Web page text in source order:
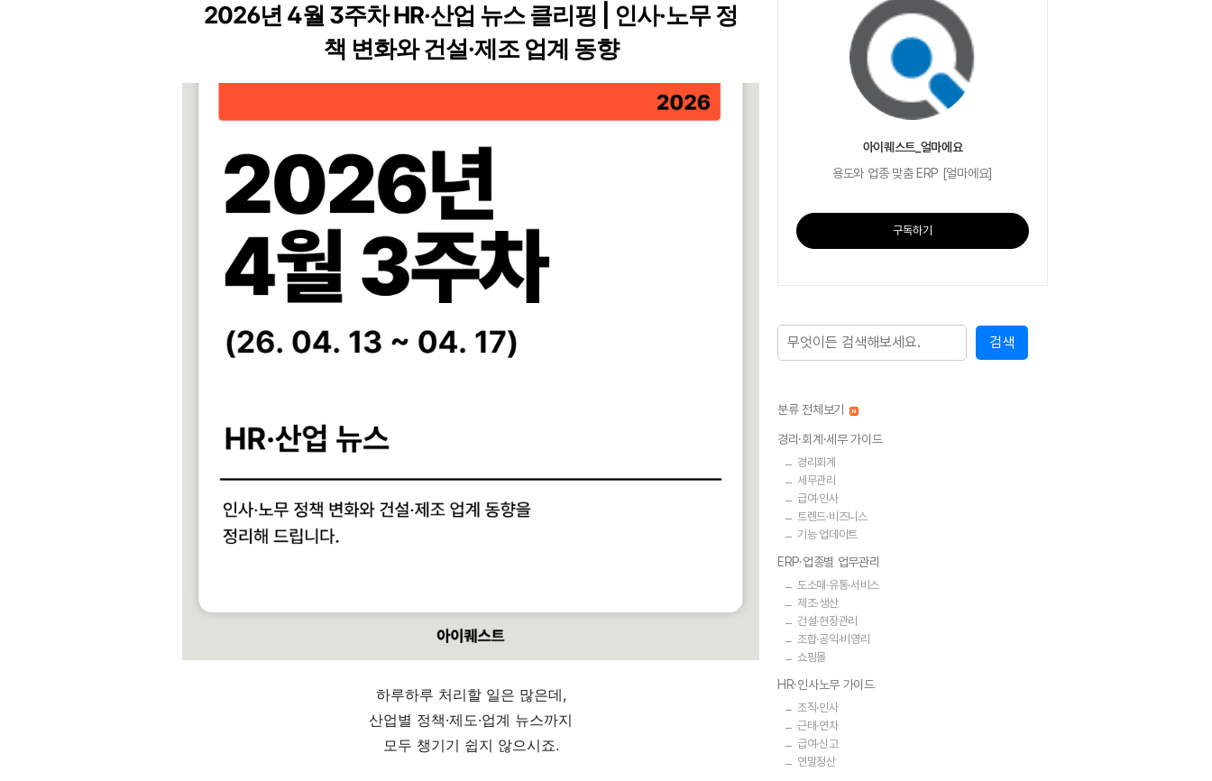
2026년 4월 3주차 HR·산업 뉴스 클리핑 | 인사·노무 정
책 변화와 건설·제조 업계 동향
하루하루 처리할 일은 많은데,
산업별 정책·제도·업계 뉴스까지
모두 챙기기 쉽지 않으시죠.
아이퀘스트_얼마에요
용도와 업종 맞춤 ERP [얼마에요]
구독하기
분류 전체보기
경리·회계·세무 가이드
경리회계
세무관리
급여·인사
트렌드·비즈니스
기능 업데이트
ERP·업종별 업무관리
도소매·유통·서비스
제조·생산
건설·현장관리
조합·공익·비영리
쇼핑몰
HR·인사노무 가이드
조직·인사
근태·연차
급여·신고
연말정산